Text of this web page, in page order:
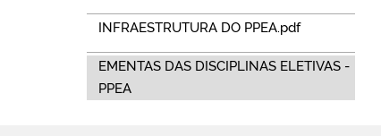
INFRAESTRUTURA DO PPEA.pdf
EMENTAS DAS DISCIPLINAS ELETIVAS -
PPEA